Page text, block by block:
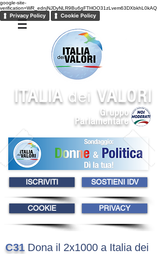
google-site-
verification=WR_ednjNJDyNLR9Bu6gFTHOO31zLvem63DXbkhL0kAQ
Privacy Policy Cookie Policy
ITALIAdei VALORI
Gruppo
Parlamentare
ISCRIVITI SOSTIENI IDV
COOKIE PRIVACY
C31 Dona il 2x1000 a Italia dei